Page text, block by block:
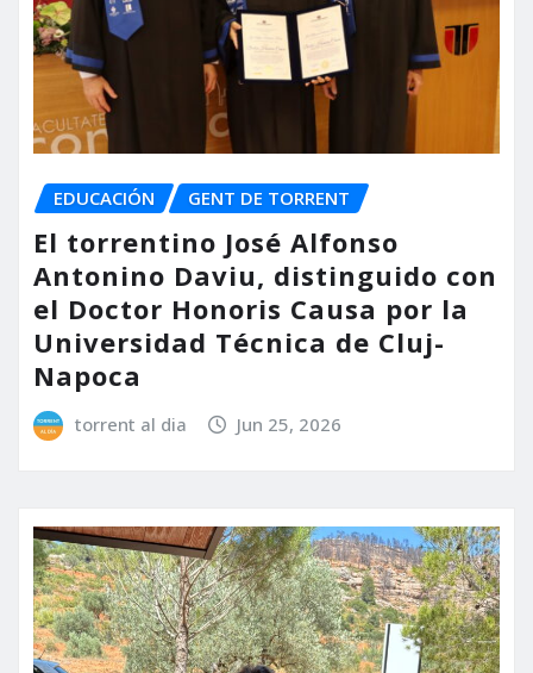
EDUCACIÓN GENT DE TORRENT
El torrentino José Alfonso
Antonino Daviu, distinguido con
el Doctor Honoris Causa por la
Universidad Técnica de Cluj-
Napoca
torrent al dia Jun 25, 2026